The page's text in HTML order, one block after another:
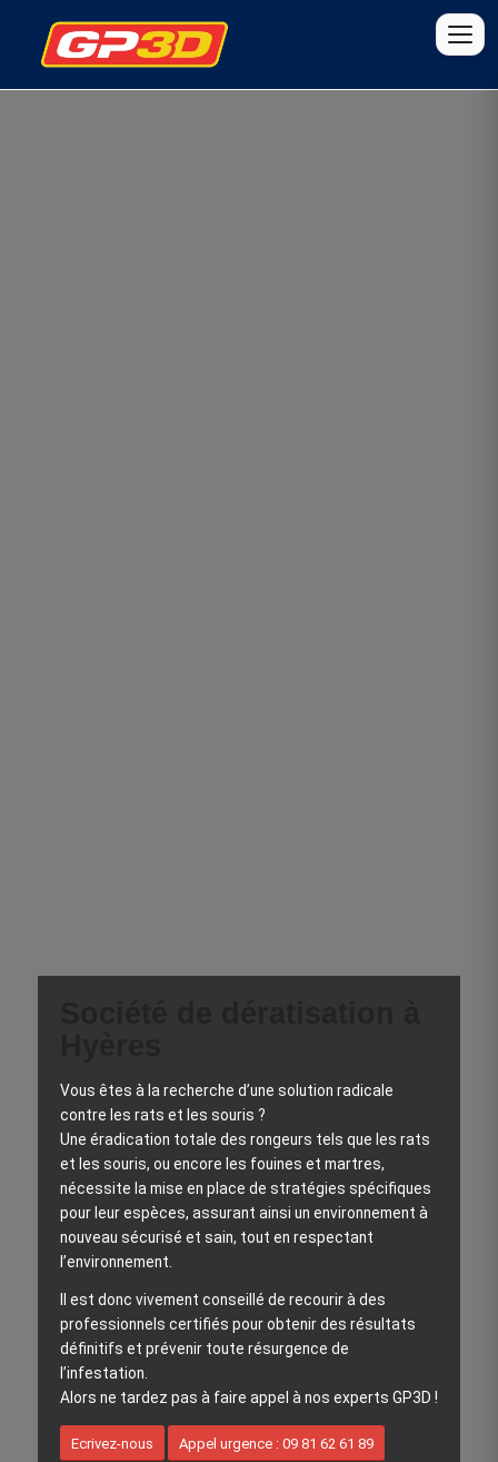
Vous êtes à la recherche d’une solution radicale
contre les rats et les souris ?
Une éradication totale des rongeurs tels que les rats
et les souris, ou encore les fouines et martres,
nécessite la mise en place de stratégies spécifiques
pour leur espèces, assurant ainsi un environnement à
nouveau sécurisé et sain, tout en respectant
l’environnement.
Il est donc vivement conseillé de recourir à des
professionnels certifiés pour obtenir des résultats
définitifs et prévenir toute résurgence de
l’infestation.
Alors ne tardez pas à faire appel à nos experts GP3D !
Ecrivez-nous Appel urgence : 09 81 62 61 89